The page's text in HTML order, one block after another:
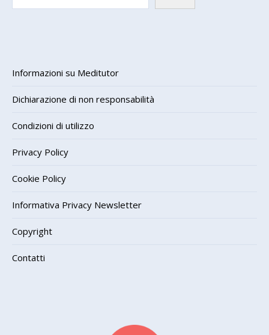
Informazioni su Meditutor
Dichiarazione di non responsabilità
Condizioni di utilizzo
Privacy Policy
Cookie Policy
Informativa Privacy Newsletter
Copyright
Contatti